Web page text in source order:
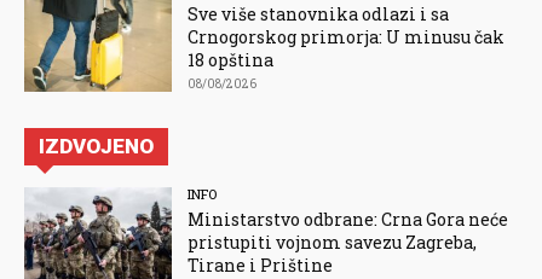
Sve više stanovnika odlazi i sa
Crnogorskog primorja: U minusu čak
18 opština
08/08/2026
IZDVOJENO
INFO
Ministarstvo odbrane: Crna Gora neće
pristupiti vojnom savezu Zagreba,
Tirane i Prištine